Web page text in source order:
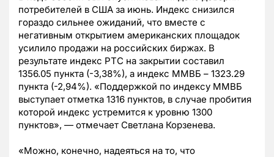
потребителей в США за июнь. Индекс снизился
гораздо сильнее ожиданий, что вместе с
негативным открытием американских площадок
усилило продажи на российских биржах. В
результате индекс РТС на закрытии составил
1356.05 пункта (-3,38%), а индекс ММВБ – 1323.29
пункта (-2,94%). «Поддержкой по индексу ММВБ
выступает отметка 1316 пунктов, в случае пробития
которой индекс устремится к уровню 1300
пунктов», — отмечает Светлана Корзенева.
«Можно, конечно, надеяться на то, что